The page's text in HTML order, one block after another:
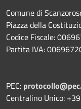
Comune di
Piazza della
Codice Fiscale:
Partita IVA:
PEC:
Centralino Unico: